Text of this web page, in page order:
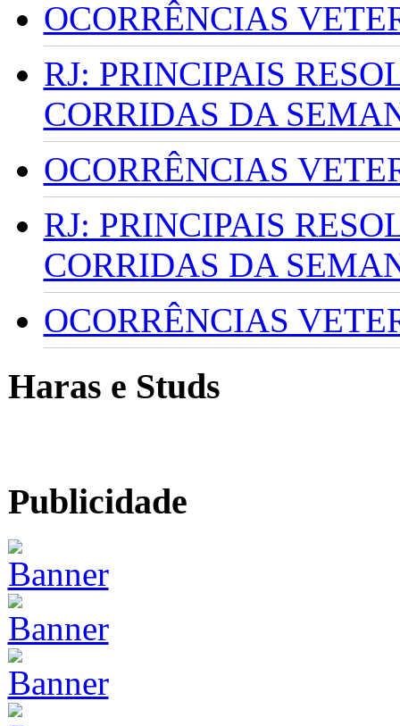
OCORRÊNCIAS
RJ: PRINCIPAIS
CORRIDAS DA
OCORRÊNCIAS
RJ: PRINCIPAIS
CORRIDAS DA
OCORRÊNCIAS
Haras e Studs
Publicidade